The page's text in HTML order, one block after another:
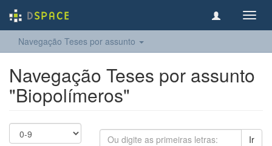
Navegação Teses por assunto
Navegação Teses por assunto
"Biopolímeros"
Ir